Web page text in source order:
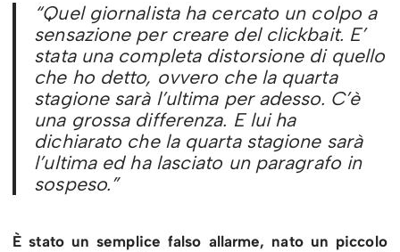
“Quel giornalista ha cercato un colpo a
sensazione per creare del clickbait. E’
stata una completa distorsione di quello
che ho detto, ovvero che la quarta
stagione sarà l’ultima per adesso. C’è
una grossa differenza. E lui ha
dichiarato che la quarta stagione sarà
l’ultima ed ha lasciato un paragrafo in
sospeso.”
È stato un semplice falso allarme, nato un piccolo